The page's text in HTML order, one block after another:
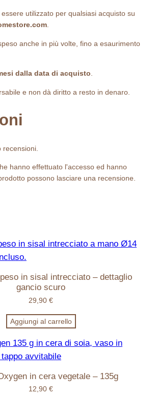
0
a
3
,
0
utilizzato per qualsiasi acquisto su
.
anche in più volte, fino a esaurimento
dalla data di acquisto.
e non dà diritto a resto in denaro.
hanno effettuato l'accesso ed hanno
possono lasciare una recensione.
in sisal intrecciato – dettaglio
gancio scuro
29,90 €
Aggiungi al carrello
in cera vegetale – 135g
12,90 €